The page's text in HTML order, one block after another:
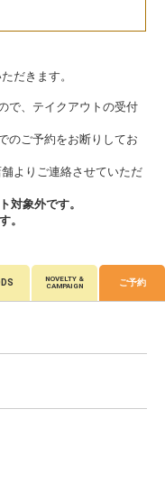
だきます。
で、テイクアウトの受付
のご予約をお断りしてお
よりご連絡させていただ
対象外です。
。
NOVELTY &
CAMPAIGN
ご予約